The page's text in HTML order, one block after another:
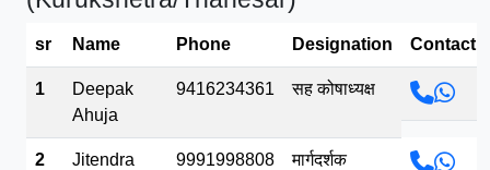
sr Name Phone Designation Contact
1
Deepak
Ahuja
9416234361 सह कोषाध्यक्ष
2
Jitendra
9991998808 मार्गदर्शक